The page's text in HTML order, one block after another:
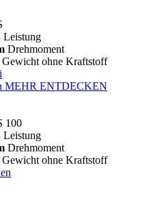
Leistung
Drehmoment
Gewicht ohne Kraftstoff
i
MEHR ENTDECKEN
100
Leistung
Drehmoment
Gewicht ohne Kraftstoff